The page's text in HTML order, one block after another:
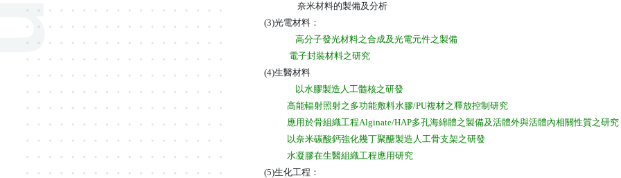
奈米材料的製備及分析
(3)光電材料：
高分子發光材料之合成及光電元件之製備
電子封裝材料之研究
(4)生醫材料
以水膠製造人工髓核之研發
高能輻射照射之多功能敷料水膠/PU複材之釋放控制研究
應用於骨組織工程Alginate/HAP多孔海綿體之製備及活體外與活體內相關性質之研究
以奈米碳酸鈣強化幾丁聚醣製造人工骨支架之研發
水凝膠在生醫組織工程應用研究
(5)生化工程：